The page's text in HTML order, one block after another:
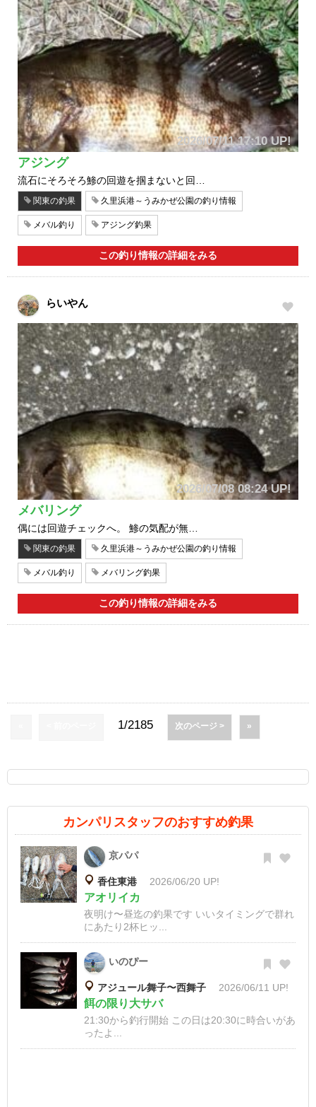
2026/07/11 17:10 UP!
アジング
流石にそろそろ鯵の回遊を掴まないと回…
関東の釣果 久里浜港～うみかぜ公園の釣り情報
メバル釣り アジング釣果
この釣り情報の詳細をみる
らいやん
2026/07/08 08:24 UP!
メバリング
偶には回遊チェックへ。 鯵の気配が無…
関東の釣果 久里浜港～うみかぜ公園の釣り情報
メバル釣り メバリング釣果
この釣り情報の詳細をみる
1/2185 次のページ > »
カンパリスタッフのおすすめ釣果
京パパ
香住東港 2026/06/20 UP!
アオリイカ
夜明け〜昼迄の釣果です いいタイミングで群れ
にあたり2杯ヒッ...
いのぴー
アジュール舞子〜西舞子 2026/06/11 UP!
餌の限り大サバ
21:30から釣行開始 この日は20:30に時合いがあ
ったよ...